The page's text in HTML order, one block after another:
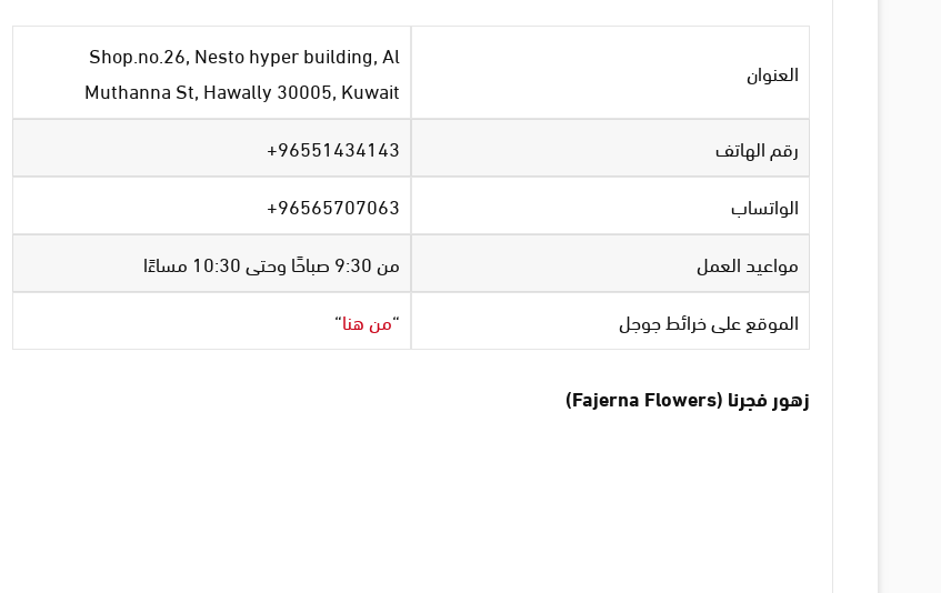
العنوان
Shop.no.26, Nesto hyper building, Al
Muthanna St, Hawally 30005, Kuwait
رقم الهاتف
96551434143+
الواتساب
96565707063+
مواعيد العمل
من 9:30 صباحًا وحتى 10:30 مساءًا
الموقع على خرائط جوجل
“من هنا“
زهور فجرنا (Fajerna Flowers)